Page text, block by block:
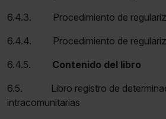
6.4.3. Procedimiento de
6.4.4. Procedimiento de
6.4.5.
Contenido del libro
6.5. Libro registro de
intracomunitarias